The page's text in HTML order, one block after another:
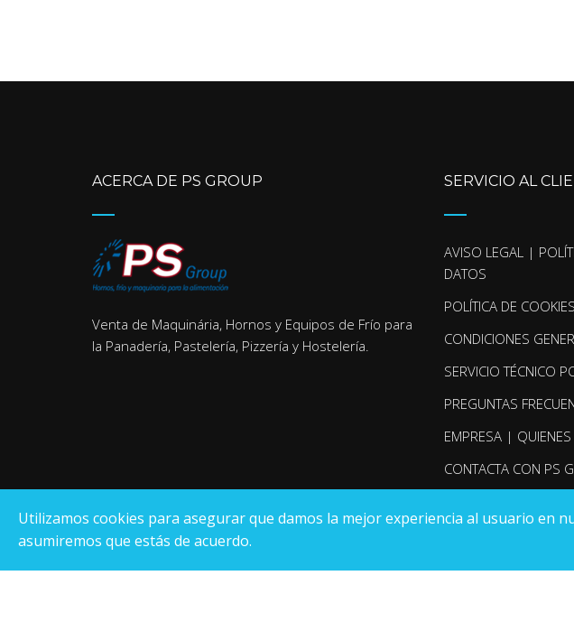
ACERCA DE PS GROUP
Venta de Maquinária, Hornos y Equipos de Frío para
la Panadería, Pastelería, Pizzería y Hostelería.
SERVICIO AL
AVISO LEGAL |
DATOS
POLÍTICA DE COOKIES
CONDICIONES
SERVICIO TÉCNICO
PREGUNTAS
EMPRESA |
CONTACTA CON PS
Utilizamos cookies para asegurar que damos la mejor experiencia al usuario en
asumiremos que estás de acuerdo.